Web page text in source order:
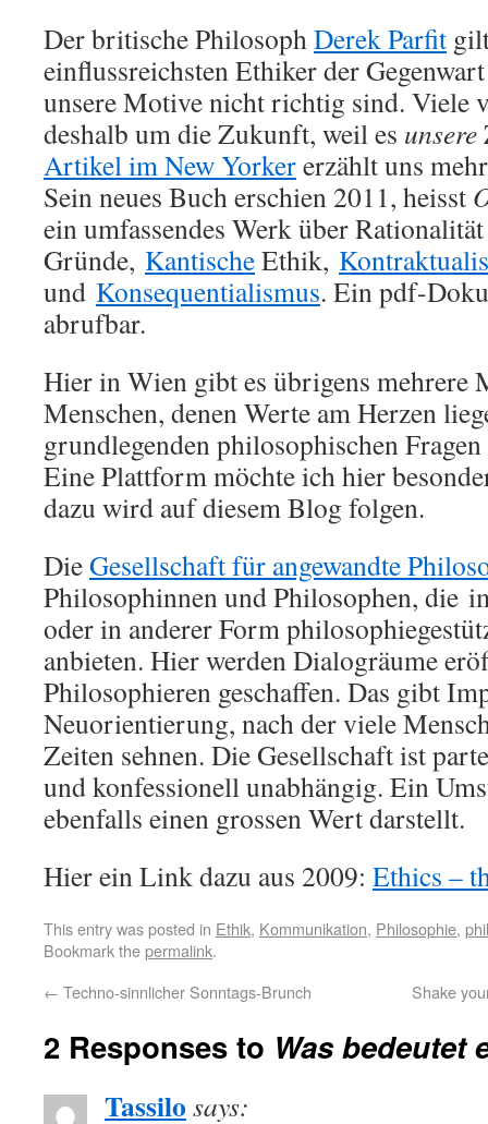
Der britische PhilosophDerek Parfit
einflussreichsten Ethiker der
unsere Motive nicht richtig sind. Viele
deshalb um die Zukunft, weil es unsere
Artikel im New Yorkererzählt uns
Sein neues Buch erschien 2011, heisst
ein umfassendes Werk über
Gründe, KantischeEthik,
und Konsequentialismus. Ein pdf-
abrufbar.
Hier in Wien gibt es übrigens mehrere
Menschen, denen Werte am Herzen
grundlegenden philosophischen Fragen
Eine Plattform möchte ich hier
dazu wird auf diesem Blog folgen.
DieGesellschaft für angewandte
Philosophinnen und Philosophen, die
oder in anderer Form
anbieten. Hier werden Dialogräume
Philosophieren geschaffen. Das gibt
Neuorientierung, nach der viele
Zeiten sehnen. Die Gesellschaft ist
und konfessionell unabhängig. Ein
ebenfalls einen grossen Wert darstellt.
Hier ein Link dazu aus 2009: Ethics –
This entry was posted in Ethik, Kommunikation, Philosophie,
Bookmark thepermalink.
← Techno-sinnlicher Sonntags-Brunch Shake
2 Responses to Was bedeutet
Tassilo says: